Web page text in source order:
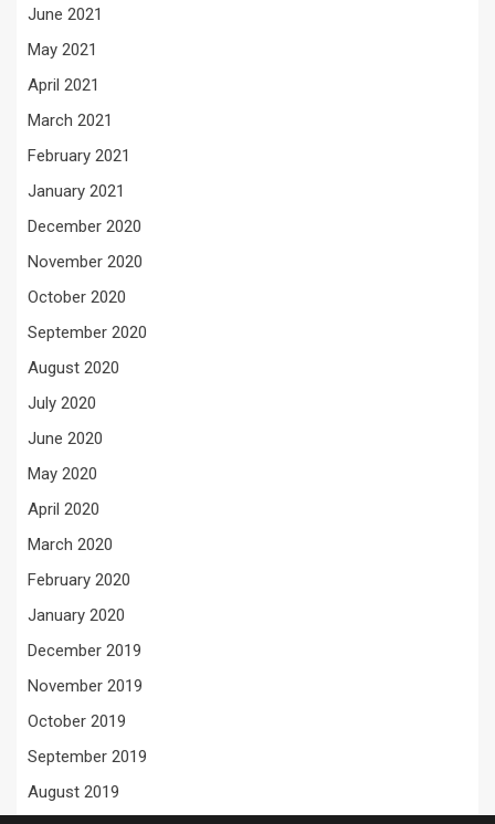
June 2021
May 2021
April 2021
March 2021
February 2021
January 2021
December 2020
November 2020
October 2020
September 2020
August 2020
July 2020
June 2020
May 2020
April 2020
March 2020
February 2020
January 2020
December 2019
November 2019
October 2019
September 2019
August 2019